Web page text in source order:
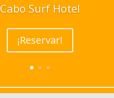
Cabo Surf Hotel
¡Reservar!